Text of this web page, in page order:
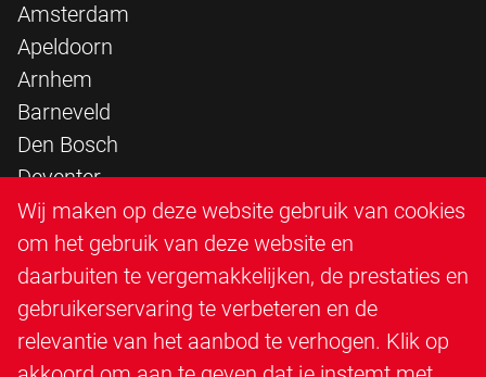
Amsterdam
Apeldoorn
Arnhem
Barneveld
Den Bosch
Deventer
Epe
Sittard
Triangle Infra
Triangle Steigerbouw
Utrecht
Wij maken op deze website gebruik van cookies
om het gebruik van deze website en
daarbuiten te vergemakkelijken, de prestaties en
gebruikerservaring te verbeteren en de
relevantie van het aanbod te verhogen. Klik op